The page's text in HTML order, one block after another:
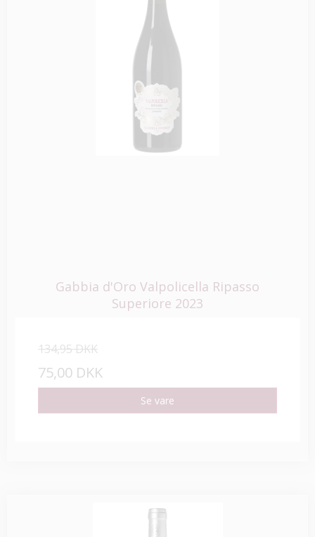
Gabbia d'Oro Valpolicella Ripasso
Superiore 2023
134,95 DKK
75,00 DKK
Se vare